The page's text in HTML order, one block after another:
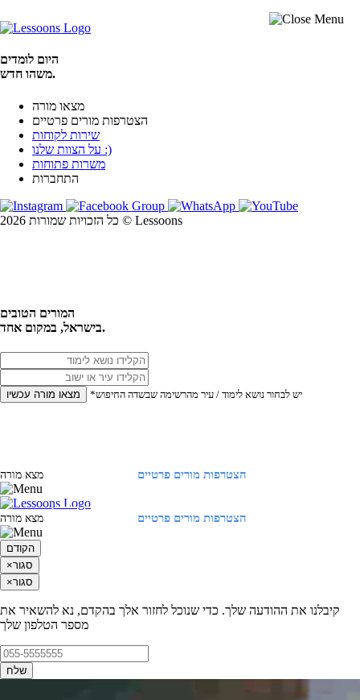
היום לומדים
משהו חדש.
מצאו מורה
הצטרפות מורים פרטיים
שירות לקוחות
על הצוות שלנו :)
משרות פתוחות
התחברות
כל הזכויות שמורות 2026 © Lessoons
המורים הטובים
בישראל, במקום אחד.
מצאו מורה עכשיו *יש לבחור נושא לימוד / עיר מהרשימה שבשדה החיפוש
הצטרפות מורים פרטיים מצא מורה
הצטרפות מורים פרטיים מצא מורה
הקודם
×סגור
×סגור
קיבלנו את ההודעה שלך. כדי שנוכל לחזור אלך בהקדם, נא להשאיר את
מספר הטלפון שלך
שלח